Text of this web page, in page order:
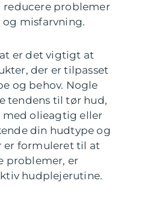
problemer
og misfarvning.
er det vigtigt at
der er tilpasset
og behov. Nogle
tendens til tør hud,
olieagtig eller
din hudtype og
formuleret til at
problemer, er
hudplejerutine.